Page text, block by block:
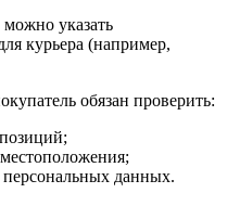
указать
курьера (например,
обязан проверить:
персональных данных.